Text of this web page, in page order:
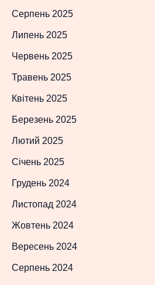
Серпень 2025
Липень 2025
Червень 2025
Травень 2025
Квітень 2025
Березень 2025
Лютий 2025
Січень 2025
Грудень 2024
Листопад 2024
Жовтень 2024
Вересень 2024
Серпень 2024